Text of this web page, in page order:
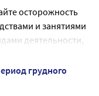
осторожность
и занятиями
деятельности,
возможное
грудного